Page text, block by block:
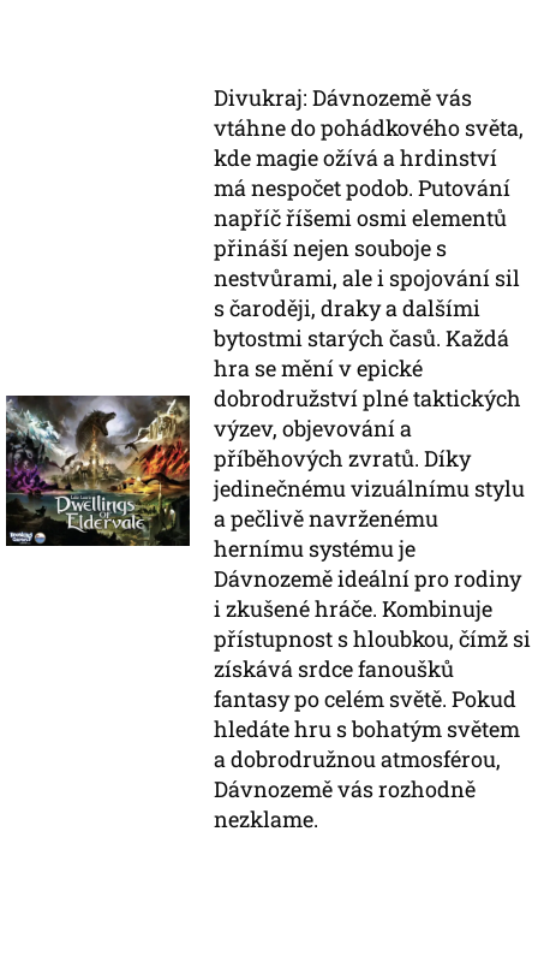
Divukraj: Dávnozemě vás
vtáhne do pohádkového světa,
kde magie ožívá a hrdinství
má nespočet podob. Putování
napříč říšemi osmi elementů
přináší nejen souboje s
nestvůrami, ale i spojování sil
s čaroději, draky a dalšími
bytostmi starých časů. Každá
hra se mění v epické
dobrodružství plné taktických
výzev, objevování a
příběhových zvratů. Díky
jedinečnému vizuálnímu stylu
a pečlivě navrženému
hernímu systému je
Dávnozemě ideální pro rodiny
i zkušené hráče. Kombinuje
přístupnost s hloubkou, čímž si
získává srdce fanoušků
fantasy po celém světě. Pokud
hledáte hru s bohatým světem
a dobrodružnou atmosférou,
Dávnozemě vás rozhodně
nezklame.